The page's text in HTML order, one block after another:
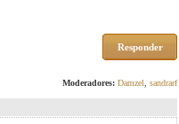
Responder
Moderadores: Damzel sandrarf